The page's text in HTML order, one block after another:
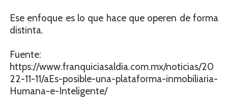
Ese enfoque es lo que hace que operen de forma
distinta.
Fuente:
https://www.franquiciasaldia.com.mx/noticias/20
22-11-11/aEs-posible-una-plataforma-inmobiliaria-
Humana-e-Inteligente/